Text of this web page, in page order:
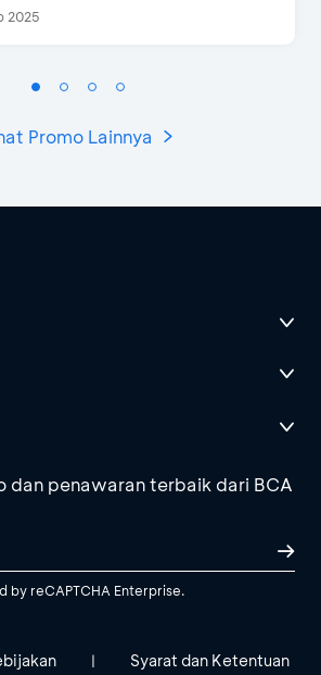
2025
Promo Lainnya
dan penawaran terbaik dari BCA
by reCAPTCHA Enterprise.
| Syarat dan Ketentuan